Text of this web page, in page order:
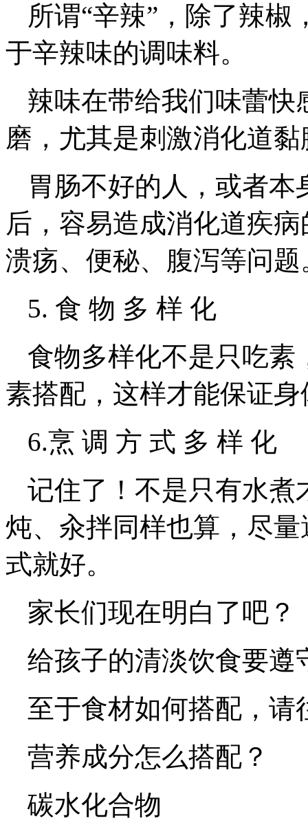
所谓“辛辣”，除了辣
于辛辣味的调味料。
辣味在带给我们味蕾快
磨，尤其是刺激消化道黏
胃肠不好的人，或者
后，容易造成消化道疾
溃疡、便秘、腹泻等问题
5. 食 物 多 样 化
食物多样化不是只吃素
素搭配，这样才能保证
6.烹 调 方 式 多 样 化
记住了！不是只有水煮
炖、汆拌同样也算，尽
式就好。
家长们现在明白了吧？
给孩子的清淡饮食要遵
至于食材如何搭配，请
营养成分怎么搭配？
碳水化合物